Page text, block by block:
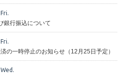
銀行振込について
の一時停止のお知らせ（12月25日予定）